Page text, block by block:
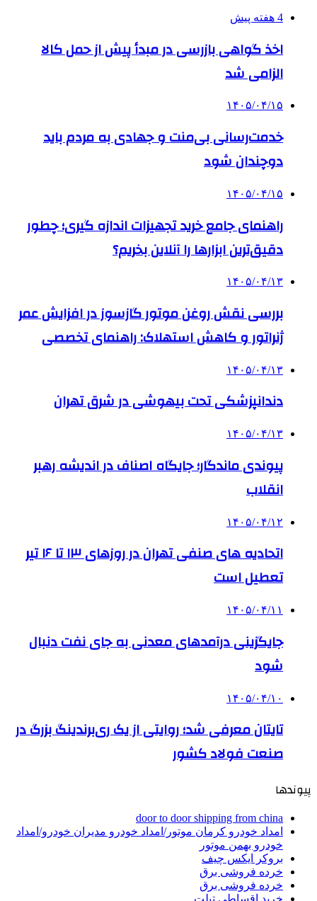
4 هفته پیش
اخذ گواهی بازرسی در مبدأ پیش از حمل کالا
الزامی شد
۱۴۰۵/۰۴/۱۵
خدمت‌رسانی بی‌منت و جهادی به مردم باید
دوچندان شود
۱۴۰۵/۰۴/۱۵
راهنمای جامع خرید تجهیزات اندازه گیری؛ چطور
دقیق‌ترین ابزارها را آنلاین بخریم؟
۱۴۰۵/۰۴/۱۳
بررسی نقش روغن موتور گازسوز در افزایش عمر
ژنراتور و کاهش استهلاک: راهنمای تخصصی
۱۴۰۵/۰۴/۱۳
دندانپزشکی تحت بیهوشی در شرق تهران
۱۴۰۵/۰۴/۱۳
پیوندی ماندگار؛ جایگاه اصناف در اندیشه رهبر
انقلاب
۱۴۰۵/۰۴/۱۲
اتحادیه های صنفی تهران در روزهای ۱۳ تا ۱۶ تیر
تعطیل است
۱۴۰۵/۰۴/۱۱
جایگزینی درآمدهای معدنی به جای نفت دنبال
شود
۱۴۰۵/۰۴/۱۰
تایتان معرفی شد؛ روایتی از یک ری‌برندینگ بزرگ در
صنعت فولاد کشور
پیوندها
door to door shipping from china
امداد خودرو کرمان موتور/امداد خودرو مدیران خودرو/امداد
خودرو بهمن موتور
بروکر ایکس چیف
خرده فروشی برق
خرده فروشی برق
خرید اقساطی تبلت